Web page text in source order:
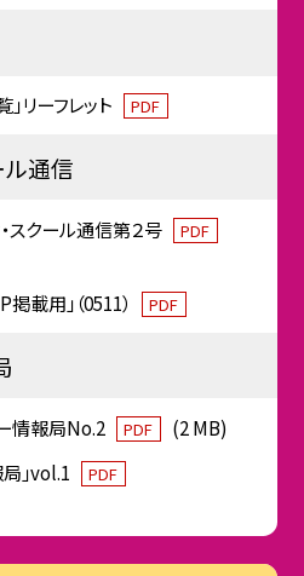
リーフレット PDF
ル通信
スクール通信第２号 PDF
載用」（0511）
PDF
情報局No.2 PDF
(2 MB)
」vol.1
PDF